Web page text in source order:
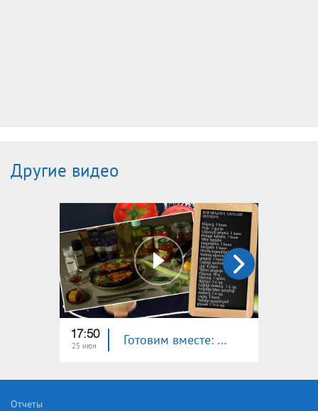
Другие видео
17:50
25 июн Готовим вместе: баклажан, фаршированный цукини
Отчеты